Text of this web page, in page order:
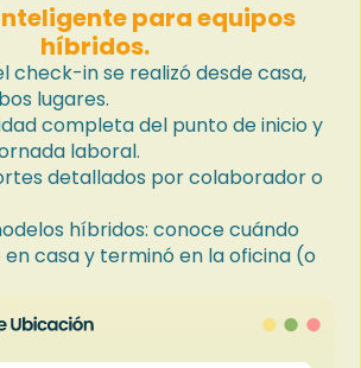
para equipos
híbridos.
check-in se realizó desde casa,
lugares.
completa del punto de inicio y
laboral.
detallados por colaborador o
híbridos: conoce cuándo
en casa y terminó en la oficina (o